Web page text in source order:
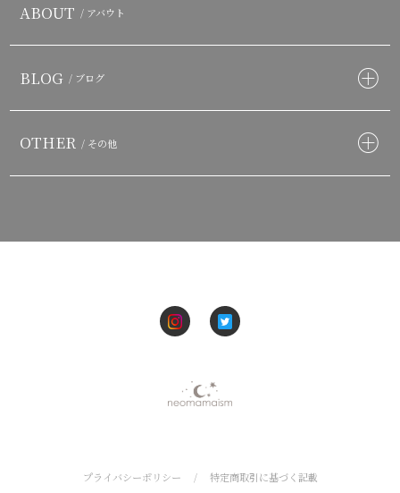
ABOUT / アバウト
BLOG / ブログ
OTHER / その他
プライバシーポリシー / 特定商取引に基づく記載